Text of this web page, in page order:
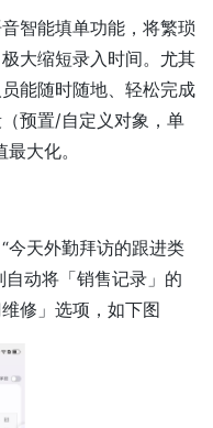
智能填单功能，将繁琐
大缩短录入时间。尤其
能随时随地、轻松完成
预置/自定义对象，单
大化。
今天外勤拜访的跟进类
自动将「销售记录」的
修」选项，如下图